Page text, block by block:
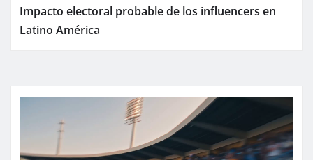
Impacto electoral probable de los influencers en
Latino América